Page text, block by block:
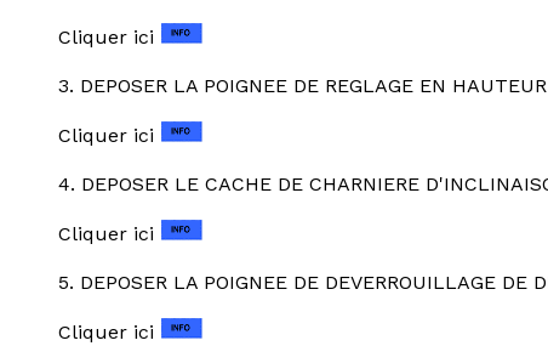
Cliquer ici
3. DEPOSER LA POIGNEE DE REGLAGE EN
Cliquer ici
4. DEPOSER LE CACHE DE CHARNIERE
Cliquer ici
5. DEPOSER LA POIGNEE DE DEVERROUILLAGE DE
Cliquer ici